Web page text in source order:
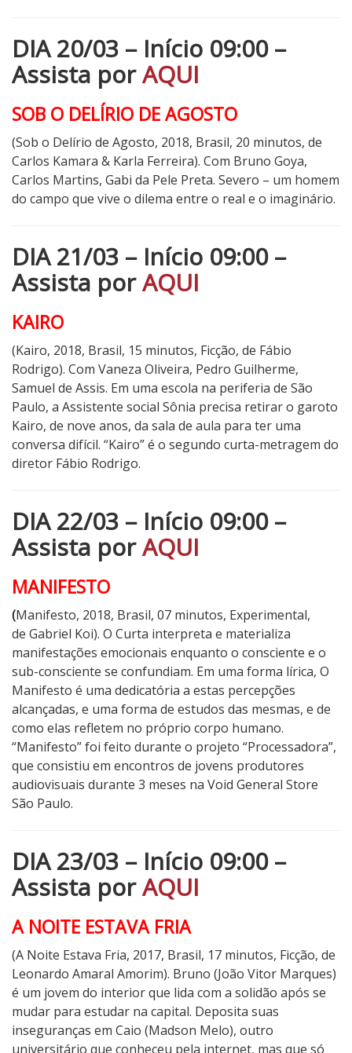
DIA 20/03 – Início 09:00 –
Assista porAQUI
SOB O DELÍRIO DE AGOSTO
(Sob o Delírio de Agosto, 2018, Brasil, 20 minutos, de
Carlos Kamara & Karla Ferreira). Com Bruno Goya,
Carlos Martins, Gabi da Pele Preta. Severo – um homem
do campo que vive o dilema entre o real e o imaginário.
DIA 21/03 – Início 09:00 –
Assista porAQUI
KAIRO
(Kairo, 2018, Brasil, 15 minutos, Ficção, de Fábio
Rodrigo). Com Vaneza Oliveira, Pedro Guilherme,
Samuel de Assis. Em uma escola na periferia de São
Paulo, a Assistente social Sônia precisa retirar o garoto
Kairo, de nove anos, da sala de aula para ter uma
conversa difícil. “Kairo” é o segundo curta-metragem do
diretor Fábio Rodrigo.
DIA 22/03 – Início 09:00 –
Assista porAQUI
MANIFESTO
(Manifesto, 2018, Brasil, 07 minutos, Experimental,
de Gabriel Koi). O Curta interpreta e materializa
manifestações emocionais enquanto o consciente e o
sub-consciente se confundiam. Em uma forma lírica, O
Manifesto é uma dedicatória a estas percepções
alcançadas, e uma forma de estudos das mesmas, e de
como elas refletem no próprio corpo humano.
“Manifesto” foi feito durante o projeto “Processadora”,
que consistiu em encontros de jovens produtores
audiovisuais durante 3 meses na Void General Store
São Paulo.
DIA 23/03 – Início 09:00 –
Assista porAQUI
A NOITE ESTAVA FRIA
(A Noite Estava Fria, 2017, Brasil, 17 minutos, Ficção, de
Leonardo Amaral Amorim). Bruno (João Vitor Marques)
é um jovem do interior que lida com a solidão após se
mudar para estudar na capital. Deposita suas
inseguranças em Caio (Madson Melo), outro
universitário que conheceu pela internet, mas que só